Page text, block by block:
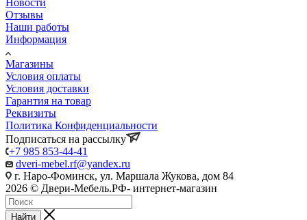
Отзывы
Наши работы
Информация
Магазины
Условия оплаты
Условия доставки
Гарантия на товар
Реквизиты
Политика Конфиденциальности
Подписаться на рассылку
+7 985 853-44-41
dveri-mebel.rf@yandex.ru
г. Наро-Фоминск, ул. Маршала Жукова, дом 84
2026 © Двери-Мебель.РФ- интернет-магазин
Найти